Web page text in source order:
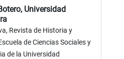
Universidad
Revista de Historia y
de Ciencias Sociales y
de la Universidad